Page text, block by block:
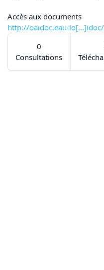
Accès aux documents
http://oaidoc.eau-
0
Consultations